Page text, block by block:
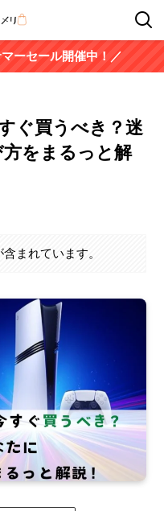
ーセール開催中！／
ぐ買うべき？迷
をまるっと解
まれています。